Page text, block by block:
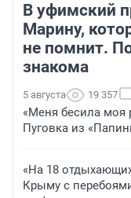
В уфимский
Марину,
не помнит.
знакома
5 августа 19 357
«Меня бесила моя
Пуговка из
«На 18
Крыму с